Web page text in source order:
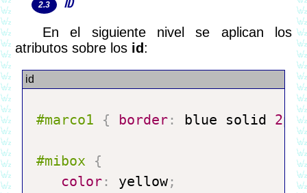
ID
En el siguiente nivel se aplican los
atributos sobre los id:
#marco1 { border : blue solid 2px
#mibox
{
color : yellow ;